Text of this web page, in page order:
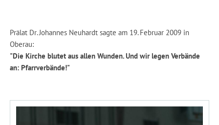
Prälat Dr. Johannes Neuhardt sagte am 19. Februar 2009 in
Oberau:
"Die Kirche blutet aus allen Wunden. Und wir legen Verbände
an: Pfarrverbände!"